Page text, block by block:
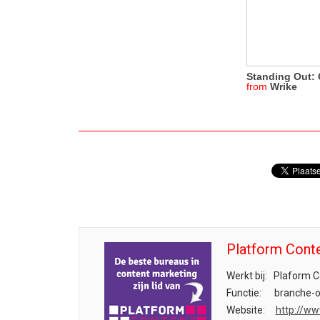
Standing Out:
from Wrike
Platform
Werkt bij:
Plaform
Functie:
branche-
Website:
http://